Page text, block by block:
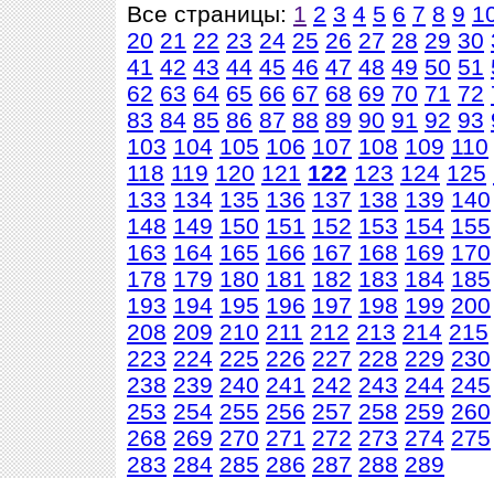
Все страницы: 1 2 3 4 5 6 7 8 9
20 21 22 23 24 25 26 27 28 29 30
41 42 43 44 45 46 47 48 49 50 51
62 63 64 65 66 67 68 69 70 71 72
83 84 85 86 87 88 89 90 91 92 93
103 104 105 106 107 108 109 110
118 119 120 121 122 123 124 125
133 134 135 136 137 138 139 140
148 149 150 151 152 153 154 155
163 164 165 166 167 168 169 170
178 179 180 181 182 183 184 185
193 194 195 196 197 198 199 200
208 209 210 211 212 213 214 215
223 224 225 226 227 228 229 230
238 239 240 241 242 243 244 245
253 254 255 256 257 258 259 260
268 269 270 271 272 273 274 275
283 284 285 286 287 288 289